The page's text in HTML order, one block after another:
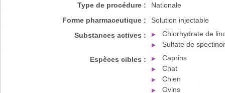
Type de procédure :
Nationale
Forme pharmaceutique :
Solution injectable
Substances actives :
Chlorhydrate de
Sulfate de
Espèces cibles :
Caprins
Chat
Chien
Ovins